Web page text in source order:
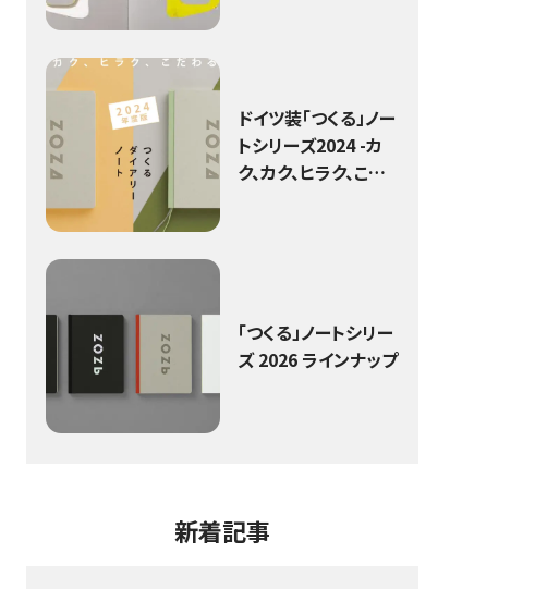
ドイツ装「つくる」ノー
トシリーズ2024 -カ
ク、カク、ヒラク、こだ
「つくる」ノートシリー
ズ 2026 ラインナップ
新着記事